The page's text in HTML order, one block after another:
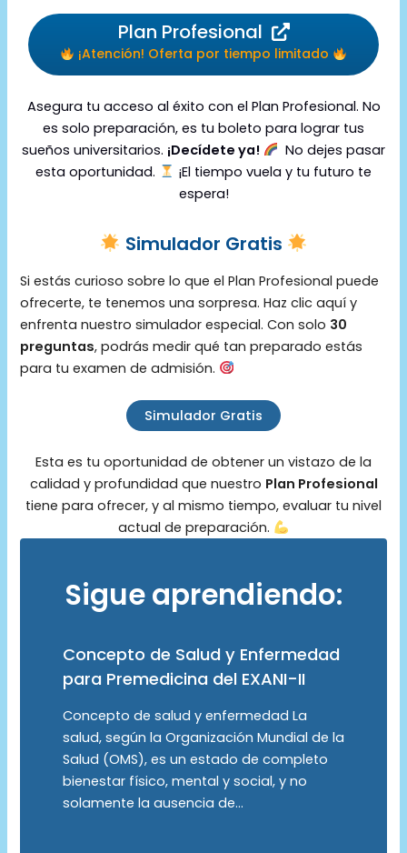
Plan Profesional
¡Atención! Oferta por tiempo limitado
Asegura tu acceso al éxito con el Plan Profesional. No
es solo preparación, es tu boleto para lograr tus
sueños universitarios. ¡Decídete ya!
No dejes pasar
esta oportunidad.
¡El tiempo vuela y tu futuro te
espera!
Simulador Gratis
Si estás curioso sobre lo que el Plan Profesional puede
ofrecerte, te tenemos una sorpresa. Haz clic aquí y
enfrenta nuestro simulador especial. Con solo 30
preguntas, podrás medir qué tan preparado estás
para tu examen de admisión.
Simulador Gratis
Esta es tu oportunidad de obtener un vistazo de la
calidad y profundidad que nuestro Plan Profesional
tiene para ofrecer, y al mismo tiempo, evaluar tu nivel
actual de preparación.
Sigue aprendiendo:
Concepto de Salud y Enfermedad
para Premedicina del EXANI-II
Concepto de salud y enfermedad La
salud, según la Organización Mundial de la
Salud (OMS), es un estado de completo
bienestar físico, mental y social, y no
solamente la ausencia de…